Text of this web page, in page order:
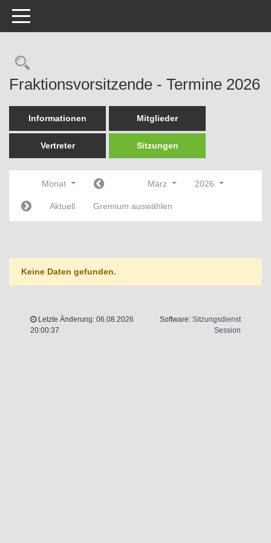
Toggle navigation
Rechercheauswahl
Fraktionsvorsitzende - Termine 2026
Informationen Mitglieder
Vertreter Sitzungen
Monat März 2026
Aktuell Gremium auswählen
Keine Daten gefunden.
Letzte Änderung: 06.08.2026
20:00:37
Software: Sitzungsdienst
Session